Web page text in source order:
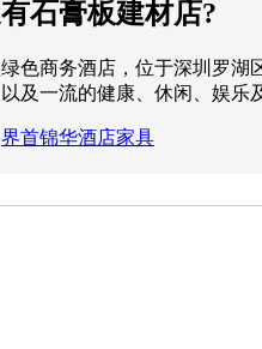
石膏板建材店?
色商务酒店，位于深圳罗
及一流的健康、休闲、娱乐
界首锦华酒店家具